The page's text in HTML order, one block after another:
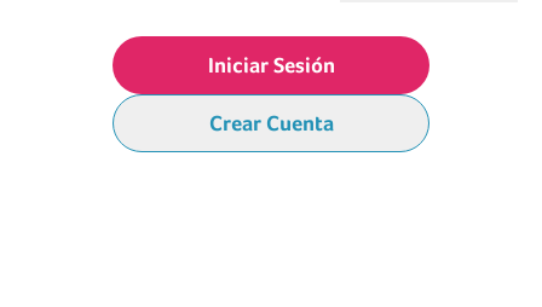
Iniciar Sesión
Crear Cuenta